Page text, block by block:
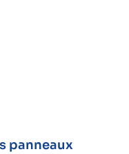
panneaux